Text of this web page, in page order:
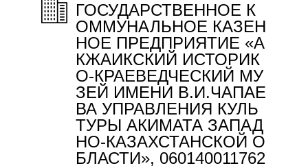
ГОСУДАРСТВЕННОЕ К
ОММУНАЛЬНОЕ КАЗЕН
НОЕ ПРЕДПРИЯТИЕ «А
КЖАИКСКИЙ ИСТОРИК
О-КРАЕВЕДЧЕСКИЙ МУ
ЗЕЙ ИМЕНИ В.И.ЧАПАЕ
ВА УПРАВЛЕНИЯ КУЛЬ
ТУРЫ АКИМАТА ЗАПАД
НО-КАЗАХСТАНСКОЙ О
БЛАСТИ», 060140011762